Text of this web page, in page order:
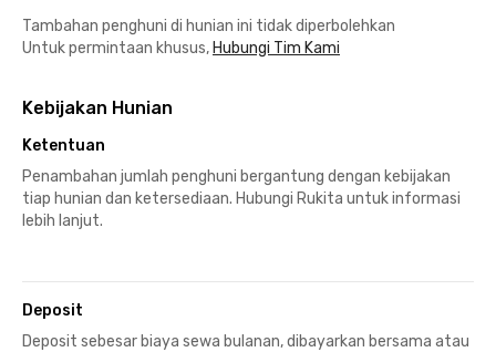
Tambahan penghuni di hunian ini tidak diperbolehkan
Untuk permintaan khusus, Hubungi Tim Kami
Kebijakan Hunian
Ketentuan
Penambahan jumlah penghuni bergantung dengan kebijakan
tiap hunian dan ketersediaan. Hubungi Rukita untuk informasi
lebih lanjut.
Deposit
Deposit sebesar biaya sewa bulanan, dibayarkan bersama atau